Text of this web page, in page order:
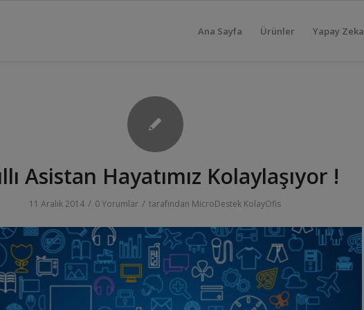
Ana Sayfa Ürünler Yapay Zeka
Asistan Hayatımız Kolaylaşıyor !
11 Aralık 2014 / 0 Yorumlar / tarafından MicroDestek KolayOfis